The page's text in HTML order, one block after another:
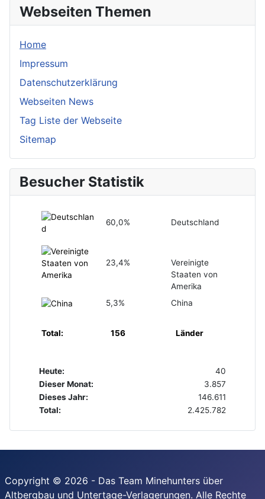
Webseiten Themen
Home
Impressum
Datenschutzerklärung
Webseiten News
Tag Liste der Webseite
Sitemap
Besucher Statistik
60,0% Deutschland
23,4%
Vereinigte
Staaten von
Amerika
5,3%
China
Total: 156 Länder
Heute:
40
Dieser Monat:
3.857
Dieses Jahr:
146.611
Total:
2.425.782
Copyright © 2026 - Das Team Minehunters über
Altbergbau und Untertage-Verlagerungen. Alle Rechte